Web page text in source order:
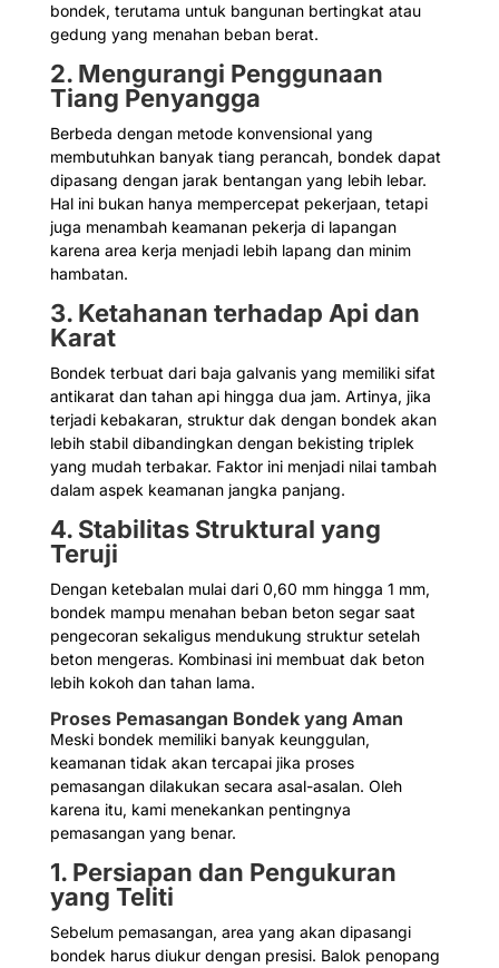
bondek, terutama untuk bangunan bertingkat atau
gedung yang menahan beban berat.
2. Mengurangi Penggunaan
Tiang Penyangga
Berbeda dengan metode konvensional yang
membutuhkan banyak tiang perancah, bondek dapat
dipasang dengan jarak bentangan yang lebih lebar.
Hal ini bukan hanya mempercepat pekerjaan, tetapi
juga menambah keamanan pekerja di lapangan
karena area kerja menjadi lebih lapang dan minim
hambatan.
3. Ketahanan terhadap Api dan
Karat
Bondek terbuat dari baja galvanis yang memiliki sifat
antikarat dan tahan api hingga dua jam. Artinya, jika
terjadi kebakaran, struktur dak dengan bondek akan
lebih stabil dibandingkan dengan bekisting triplek
yang mudah terbakar. Faktor ini menjadi nilai tambah
dalam aspek keamanan jangka panjang.
4. Stabilitas Struktural yang
Teruji
Dengan ketebalan mulai dari 0,60 mm hingga 1 mm,
bondek mampu menahan beban beton segar saat
pengecoran sekaligus mendukung struktur setelah
beton mengeras. Kombinasi ini membuat dak beton
lebih kokoh dan tahan lama.
Proses Pemasangan Bondek yang Aman
Meski bondek memiliki banyak keunggulan,
keamanan tidak akan tercapai jika proses
pemasangan dilakukan secara asal-asalan. Oleh
karena itu, kami menekankan pentingnya
pemasangan yang benar.
1. Persiapan dan Pengukuran
yang Teliti
Sebelum pemasangan, area yang akan dipasangi
bondek harus diukur dengan presisi. Balok penopang